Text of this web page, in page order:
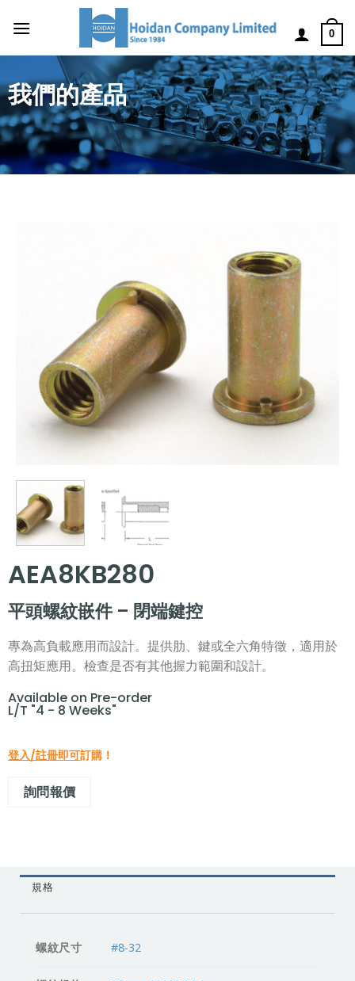
0
我們的產品
AEA8KB280
平頭螺紋嵌件 – 閉端鍵控
專為高負載應用而設計。提供肋、鍵或全六角特徵，適用於
高扭矩應用。檢查是否有其他握力範圍和設計。
Available on Pre-order
L/T "4 - 8 Weeks"
登入/註冊即可訂購！
詢問報價
規格
螺紋尺寸 #8-32